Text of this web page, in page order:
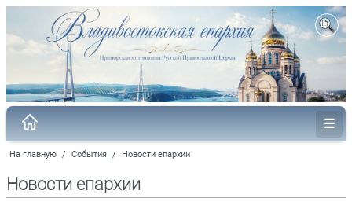
На главную / События / Новости епархии
Новости епархии